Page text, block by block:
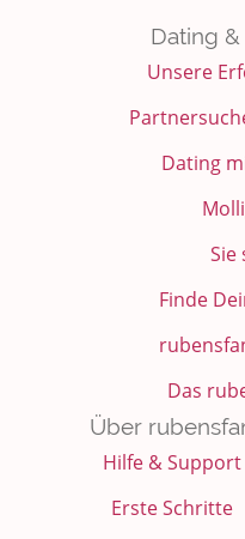
Dating
Unsere
Dating
Sie
Finde
Das
Über
Hilfe & Support
Erste Schritte